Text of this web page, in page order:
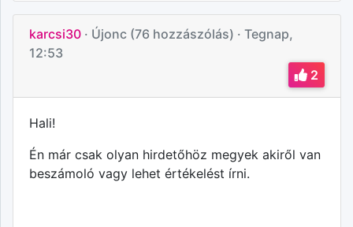
karcsi30 · Újonc (76 hozzászólás) · Tegnap,
12:53
2
Hali!
Én már csak olyan hirdetőhöz megyek akiről van
beszámoló vagy lehet értékelést írni.